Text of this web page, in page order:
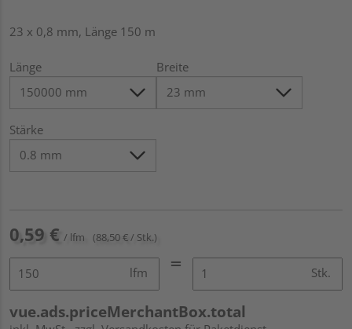
23 x 0,8 mm, Länge 150 m
Länge Breite
Stärke
0,59 € / lfm (88,50 € / Stk.)
lfm Stk.
vue.ads.priceMerchantBox.total